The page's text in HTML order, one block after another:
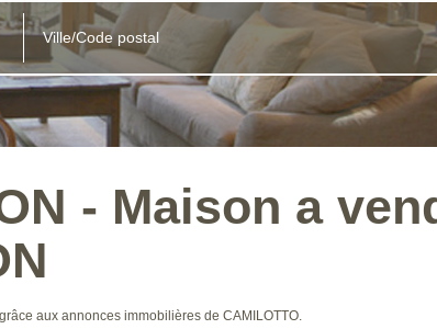
Ville/Code postal
- Maison a
aux annonces immobilières de CAMILOTTO.